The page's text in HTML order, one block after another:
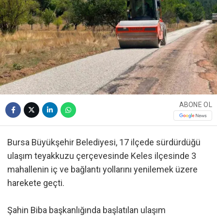
ABONE OL
Bursa Büyükşehir Belediyesi, 17 ilçede sürdürdüğü
ulaşım teyakkuzu çerçevesinde Keles ilçesinde 3
mahallenin iç ve bağlantı yollarını yenilemek üzere
harekete geçti.
Şahin Biba başkanlığında başlatılan ulaşım